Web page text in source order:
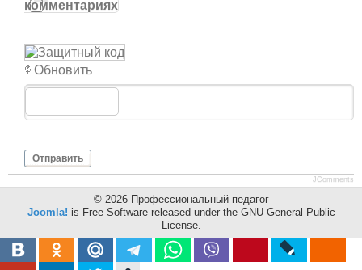
комментариях
Обновить
Отправить
JComments
© 2026 Профессиональный педагог
Joomla! is Free Software released under the GNU General Public
License.
Mobile version by
Mobile Joomla!